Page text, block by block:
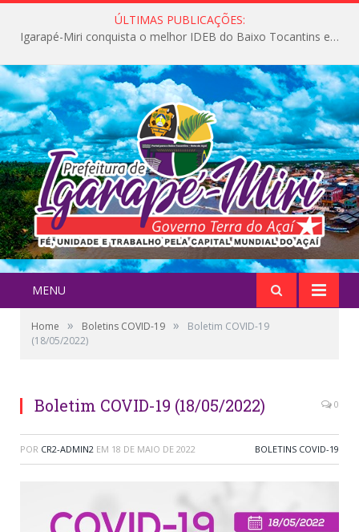
ÚLTIMAS PUBLICAÇÕES:
Igarapé-Miri conquista o melhor IDEB do Baixo Tocantins e avança na qualidade da educação pública
MENU
Home » Boletins COVID-19 »
Boletim COVID-19
(18/05/2022)
Boletim COVID-19 (18/05/2022) 0
POR CR2-ADMIN2 EM 18 DE MAIO DE 2022 BOLETINS COVID-19